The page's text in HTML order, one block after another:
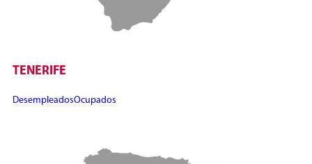
TENERIFE
DesempleadosOcupados